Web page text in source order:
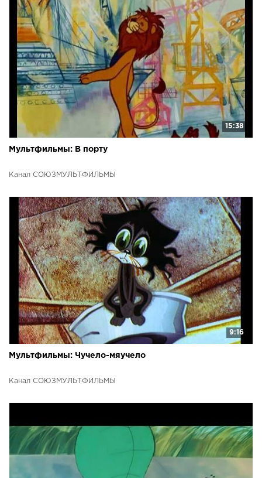
15:38
Мультфильмы: В порту
Канал СОЮЗМУЛЬТФИЛЬМЫ
9:16
Мультфильмы: Чучело-мяучело
Канал СОЮЗМУЛЬТФИЛЬМЫ